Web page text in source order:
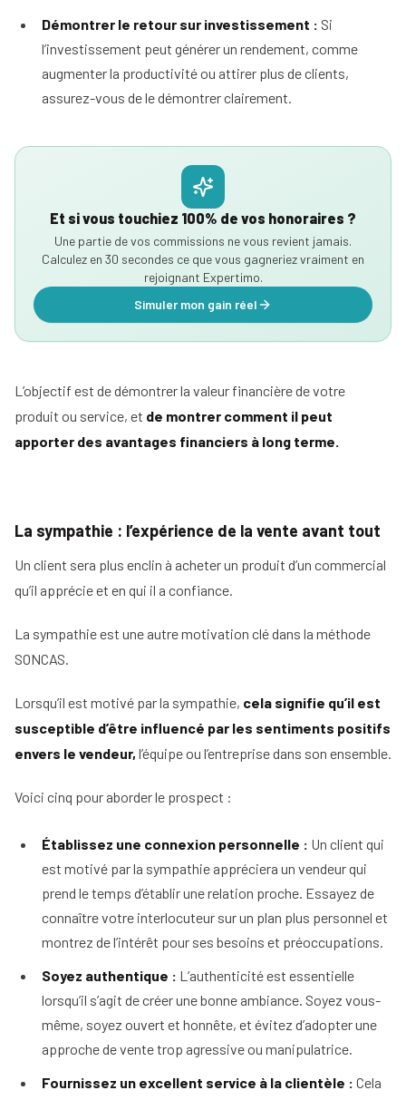
Démontrer le retour sur investissement : Si
l’investissement peut générer un rendement, comme
augmenter la productivité ou attirer plus de clients,
assurez-vous de le démontrer clairement.
Et si vous touchiez 100% de vos honoraires ?
Une partie de vos commissions ne vous revient jamais.
Calculez en 30 secondes ce que vous gagneriez vraiment en
rejoignant Expertimo.
Simuler mon gain réel
L’objectif est de démontrer la valeur financière de votre
produit ou service, et de montrer comment il peut
apporter des avantages financiers à long terme.
La sympathie : l’expérience de la vente avant tout
Un client sera plus enclin à acheter un produit d’un commercial
qu’il apprécie et en qui il a confiance.
La sympathie est une autre motivation clé dans la méthode
SONCAS.
Lorsqu’il est motivé par la sympathie, cela signifie qu’il est
susceptible d’être influencé par les sentiments positifs
envers le vendeur, l’équipe ou l’entreprise dans son ensemble.
Voici cinq pour aborder le prospect :
Établissez une connexion personnelle : Un client qui
est motivé par la sympathie appréciera un vendeur qui
prend le temps d’établir une relation proche. Essayez de
connaître votre interlocuteur sur un plan plus personnel et
montrez de l’intérêt pour ses besoins et préoccupations.
Soyez authentique : L’authenticité est essentielle
lorsqu’il s’agit de créer une bonne ambiance. Soyez vous-
même, soyez ouvert et honnête, et évitez d’adopter une
approche de vente trop agressive ou manipulatrice.
Fournissez un excellent service à la clientèle : Cela